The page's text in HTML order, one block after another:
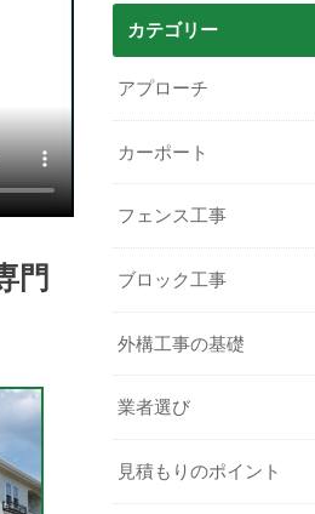
門
カテゴリー
アプローチ
カーポート
フェンス工事
ブロック工事
外構工事の基礎
業者選び
見積もりのポイント